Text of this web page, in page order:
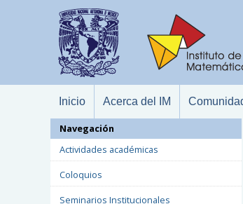
Inicio Acerca del IM
Navegación
Actividades académicas
Coloquios
Seminarios Institucionales